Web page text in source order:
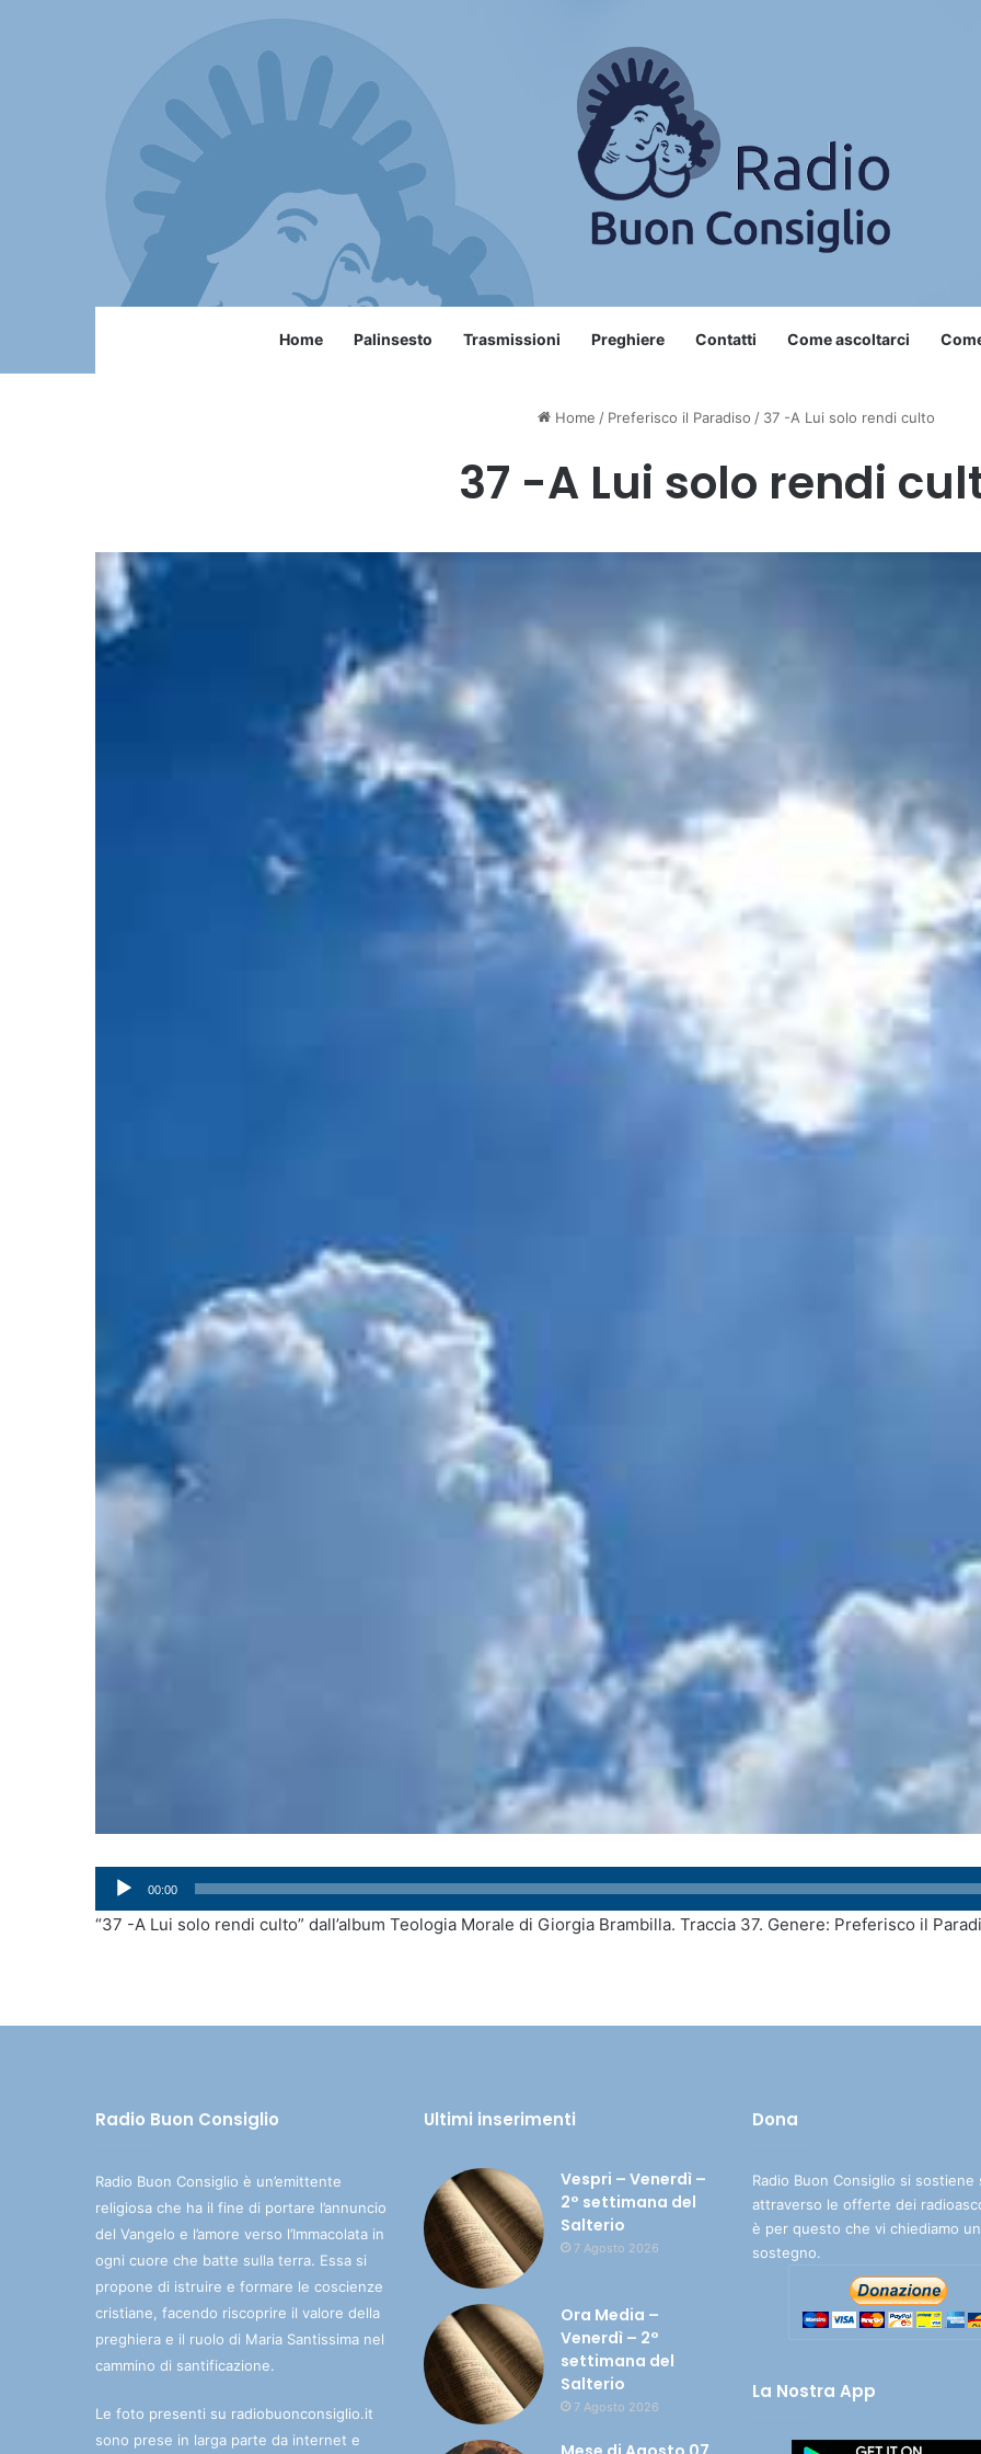
Home Palinsesto Trasmissioni Preghiere Contatti Come ascoltarci
Home / Preferisco il Paradiso / 37 -A Lui solo rendi culto
37 -A Lui solo rendi
Audio
Player
00:00
“37 -A Lui solo rendi culto” dall’album Teologia Morale di Giorgia Brambilla. Traccia 37. Genere: Preferisco il
Radio Buon Consiglio
Radio Buon Consiglio è un’emittente
religiosa che ha il fine di portare l’annuncio
del Vangelo e l’amore verso l’Immacolata in
ogni cuore che batte sulla terra. Essa si
propone di istruire e formare le coscienze
cristiane, facendo riscoprire il valore della
preghiera e il ruolo di Maria Santissima nel
cammino di santificazione.
Le foto presenti su radiobuonconsiglio.it
sono prese in larga parte da internet e
Ultimi inserimenti
Vespri – Venerdì –
2° settimana del
Salterio
7 Agosto 2026
Ora Media –
Venerdì – 2°
settimana del
Salterio
7 Agosto 2026
Dona
Radio Buon Consiglio si sostiene
attraverso le offerte dei
è per questo che vi chiediamo un
sostegno.
La Nostra App